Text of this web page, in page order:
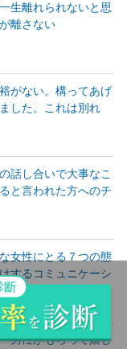
生離れられないと思
離さない
がない。構ってあげ
した。これは別れ
話し合いで大事なこ
と言われた方へのチ
女性にとる７つの態
するコミュニケーシ
男性がもらって嬉し